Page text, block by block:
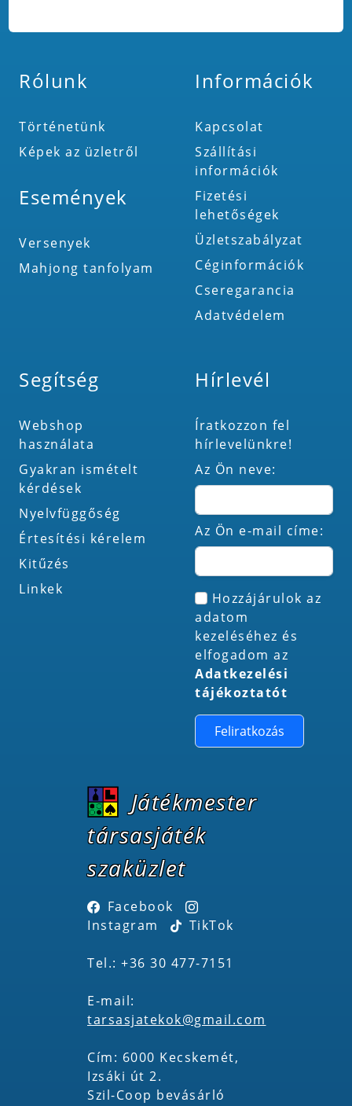
Rólunk
Történetünk
Képek az üzletről
Események
Versenyek
Mahjong tanfolyam
Információk
Kapcsolat
Szállítási
információk
Fizetési
lehetőségek
Üzletszabályzat
Céginformációk
Cseregarancia
Adatvédelem
Segítség
Webshop
használata
Gyakran ismételt
kérdések
Nyelvfüggőség
Értesítési kérelem
Kitűzés
Linkek
Hírlevél
Íratkozzon fel
hírlevelünkre!
Az Ön neve:
Az Ön e-mail címe:
Hozzájárulok az
adatom
kezeléséhez és
elfogadom az
Adatkezelési
tájékoztatót
Feliratkozás
Játékmester
társasjáték
szaküzlet
Facebook
Instagram
TikTok
Tel.: +36 30 477-7151
E-mail:
tarsasjatekok@gmail.com
Cím: 6000 Kecskemét,
Izsáki út 2.
Szil-Coop bevásárló